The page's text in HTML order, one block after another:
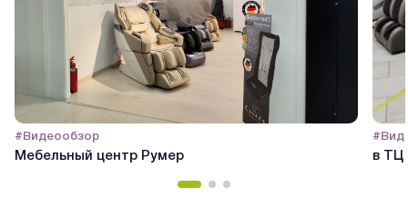
#Видеообзор
Мебельный центр Румер в ТЦ